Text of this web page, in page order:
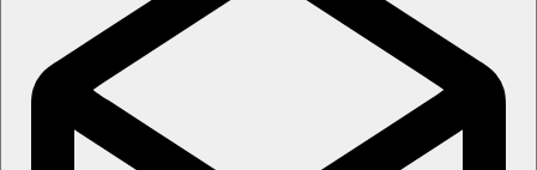
Aquapark
Pláž
Lehátka na pláži za poplatek
Slunečníky na pláži za poplatek
Plážová dovolená